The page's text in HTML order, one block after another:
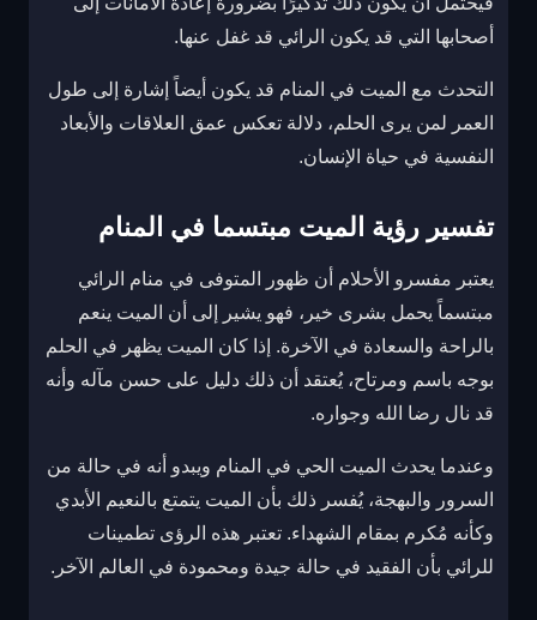
أصحابها التي قد يكون الرائي قد غفل عنها.
التحدث مع الميت في المنام قد يكون أيضاً إشارة إلى طول
العمر لمن يرى الحلم، دلالة تعكس عمق العلاقات والأبعاد
النفسية في حياة الإنسان.
تفسير رؤية الميت مبتسما في المنام
يعتبر مفسرو الأحلام أن ظهور المتوفى في منام الرائي
مبتسماً يحمل بشرى خير، فهو يشير إلى أن الميت ينعم
بالراحة والسعادة في الآخرة. إذا كان الميت يظهر في الحلم
بوجه باسم ومرتاح، يُعتقد أن ذلك دليل على حسن مآله وأنه
قد نال رضا الله وجواره.
وعندما يحدث الميت الحي في المنام ويبدو أنه في حالة من
السرور والبهجة، يُفسر ذلك بأن الميت يتمتع بالنعيم الأبدي
وكأنه مُكرم بمقام الشهداء. تعتبر هذه الرؤى تطمينات
للرائي بأن الفقيد في حالة جيدة ومحمودة في العالم الآخر.